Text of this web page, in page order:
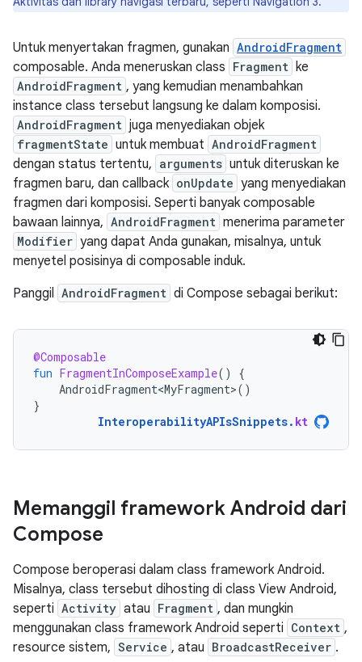
Untuk menyertakan fragmen, gunakan AndroidFragment
composable. Anda meneruskan class Fragment ke
AndroidFragment , yang kemudian menambahkan
instance class tersebut langsung ke dalam komposisi.
AndroidFragment juga menyediakan objek
fragmentState untuk membuat AndroidFragment
dengan status tertentu, arguments untuk diteruskan ke
fragmen baru, dan callback onUpdate yang menyediakan
fragmen dari komposisi. Seperti banyak composable
bawaan lainnya, AndroidFragment menerima parameter
Modifier yang dapat Anda gunakan, misalnya, untuk
menyetel posisinya di composable induk.
Panggil AndroidFragment di Compose sebagai berikut:
@Composable
fun FragmentInComposeExample()
{
AndroidFragment<MyFragment>()
}
InteroperabilityAPIsSnippets. kt
Memanggil framework Android dari
Compose
Compose beroperasi dalam class framework Android.
Misalnya, class tersebut dihosting di class View Android,
seperti Activity atau Fragment , dan mungkin
menggunakan class framework Android seperti Context ,
resource sistem, Service , atau BroadcastReceiver .